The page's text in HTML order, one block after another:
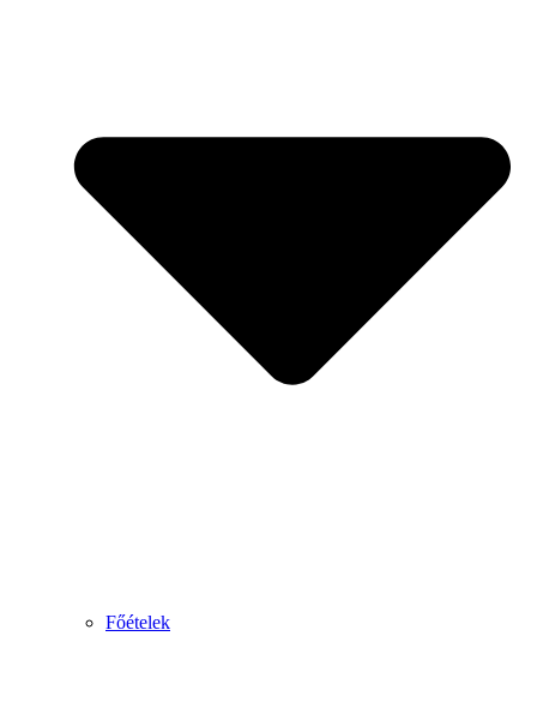
Főételek